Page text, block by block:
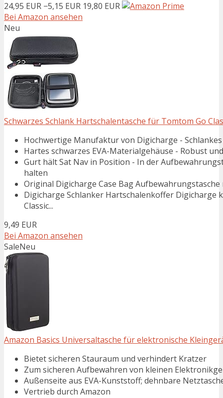
24,95 EUR −5,15 EUR 19,80 EUR
Bei Amazon ansehen
Neu
Schwarzes Schlank Hartschalentasche für Tomtom Go
Hochwertige Manufaktur von Digicharge -
Hartes schwarzes EVA-Materialgehäuse - Robust
Gurt hält Sat Nav in Position - In der
halten
Original Digicharge Case Bag
Digicharge Schlanker Hartschalenkoffer Digicharge
Classic...
9,49 EUR
Bei Amazon ansehen
SaleNeu
Amazon Basics Universaltasche für elektronische
Bietet sicheren Stauraum und verhindert Kratzer
Zum sicheren Aufbewahren von kleinen
Außenseite aus EVA-Kunststoff; dehnbare
Vertrieb durch Amazon